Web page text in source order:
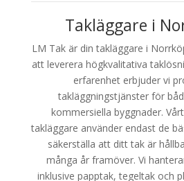
Takläggare i
LM Tak är din takläggare i
att leverera högkvalitativa
erfarenhet erbjuder vi
takläggningstjänster för
kommersiella byggnader.
takläggare använder endast de
säkerställa att ditt tak är
många år framöver. Vi
inklusive papptak, tegeltak och